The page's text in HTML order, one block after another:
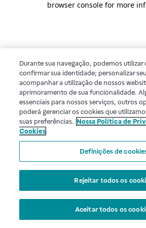
browser console for more
Durante sua navegação, podemos utilizar
confirmar sua identidade; personalizar
acompanhar a utilização de nossos
aprimoramento de sua funcionalidade.
essenciais para nossos serviços, outros
poderá gerenciar os cookies que
suas preferências. Nossa Política de
Cookies
Definições de
Rejeitar todos os
Aceitar todos os